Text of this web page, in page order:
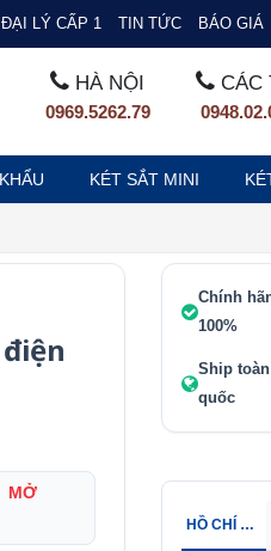
LÝ CẤP 1 TIN TỨC BÁO GIÁ
HÀ NỘI
0969.5262.79
CÁC
KÉT SẮT MINI
MỞ
Chính
100%
Ship toàn
quốc
HỒ CHÍ MINH